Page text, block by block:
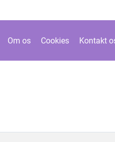
Om os Cookies Kontakt